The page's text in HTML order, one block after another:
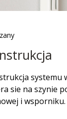
systemu
sie na szynie
i wsporniku.